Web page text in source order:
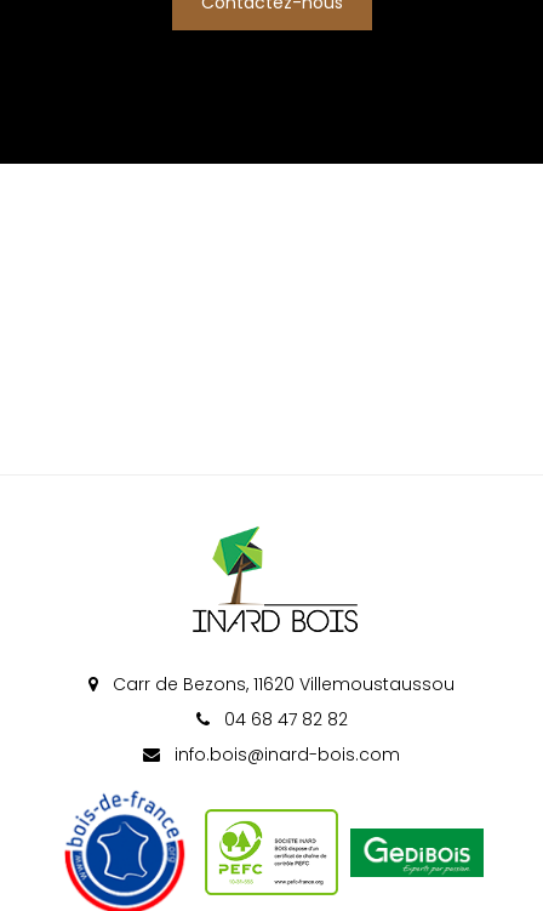
Carr de Bezons, 11620 Villemoustaussou
04 68 47 82 82
info.bois@inard-bois.com